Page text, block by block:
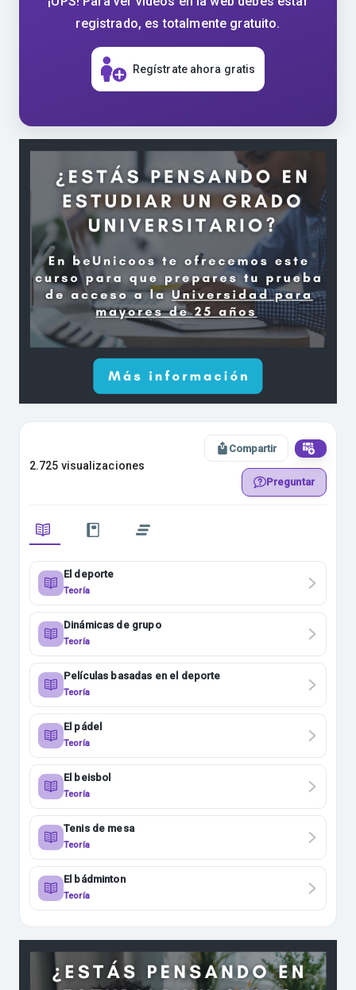
registrado, es totalmente gratuito.
Regístrate ahora gratis
2.725 visualizaciones
Compartir
Preguntar
El deporte
Teoría
Dinámicas de grupo
Teoría
Películas basadas en el deporte
Teoría
El pádel
Teoría
El beisbol
Teoría
Tenis de mesa
Teoría
El bádminton
Teoría